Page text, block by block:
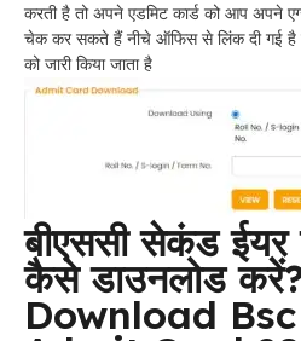
करती है तो अपने एडमिट कार्ड को आप अपने
चेक कर सकते हैं नीचे ऑफिस से लिंक दी गई है
को जारी किया जाता है
बीएससी सेकंड ईयर
कैसे डाउनलोड
Download